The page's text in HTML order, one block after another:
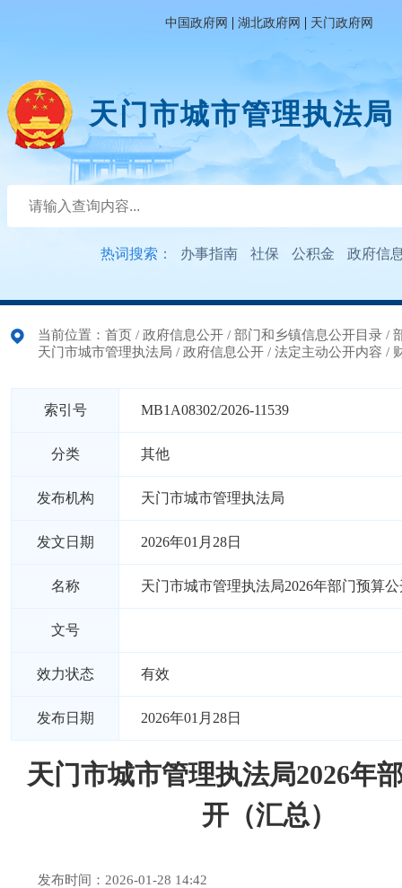
中国政府网 | 湖北政府网 | 天门政府网
天门市城市管理执法局
热词搜索： 办事指南 社保 公积金 政府信
当前位置： 首页 / 政府信息公开 / 部门和乡镇信息公开目录 /
天门市城市管理执法局 / 政府信息公开 / 法定主动公开内容 /
索引号 MB1A08302/2026-11539
分类 其他
发布机构 天门市城市管理执法局
发文日期 2026年01月28日
名称 天门市城市管理执法局2026年部门预算
文号
效力状态 有效
发布日期 2026年01月28日
天门市城市管理执法局2026年
开（汇总）
发布时间：2026-01-28 14:42